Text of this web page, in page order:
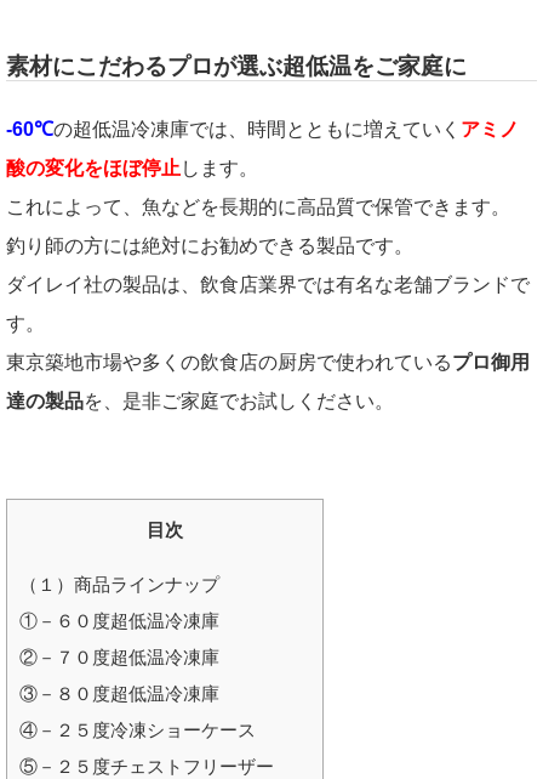
素材にこだわるプロが選ぶ超低温をご家庭に
-60℃の超低温冷凍庫では、時間とともに増えていく アミノ
酸の変化をほぼ停止 します。
これによって、魚などを長期的に高品質で保管できます。
釣り師の方には絶対にお勧めできる製品です。
ダイレイ社の製品は、飲食店業界では有名な老舗ブランドで
す。
東京築地市場や多くの飲食店の厨房で使われているプロ御用
達の製品を、是非ご家庭でお試しください。
目次
（１）商品ラインナップ
①－６０度超低温冷凍庫
②－７０度超低温冷凍庫
③－８０度超低温冷凍庫
④－２５度冷凍ショーケース
⑤－２５度チェストフリーザー